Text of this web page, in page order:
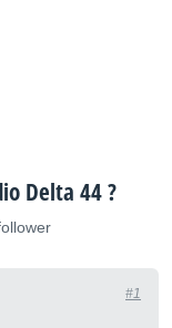
Delta 44 ?
#1